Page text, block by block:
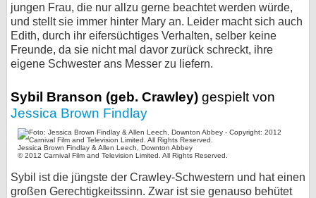
jungen Frau, die nur allzu gerne beachtet werden würde,
und stellt sie immer hinter Mary an. Leider macht sich auch
Edith, durch ihr eifersüchtiges Verhalten, selber keine
Freunde, da sie nicht mal davor zurück schreckt, ihre
eigene Schwester ans Messer zu liefern.
Sybil Branson (geb. Crawley) gespielt von
Jessica Brown Findlay
Jessica Brown Findlay & Allen Leech, Downton Abbey
© 2012 Carnival Film and Television Limited. All Rights Reserved.
Sybil ist die jüngste der Crawley-Schwestern und hat einen
großen Gerechtigkeitssinn. Zwar ist sie genauso behütet